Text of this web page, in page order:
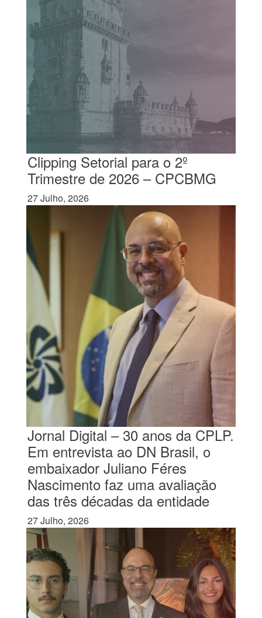
Clipping Setorial para o 2º
Trimestre de 2026 – CPCBMG
27 Julho, 2026
Jornal Digital – 30 anos da CPLP.
Em entrevista ao DN Brasil, o
embaixador Juliano Féres
Nascimento faz uma avaliação
das três décadas da entidade
27 Julho, 2026